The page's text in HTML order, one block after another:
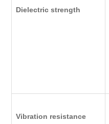
Dielectric strength
Vibration resistance